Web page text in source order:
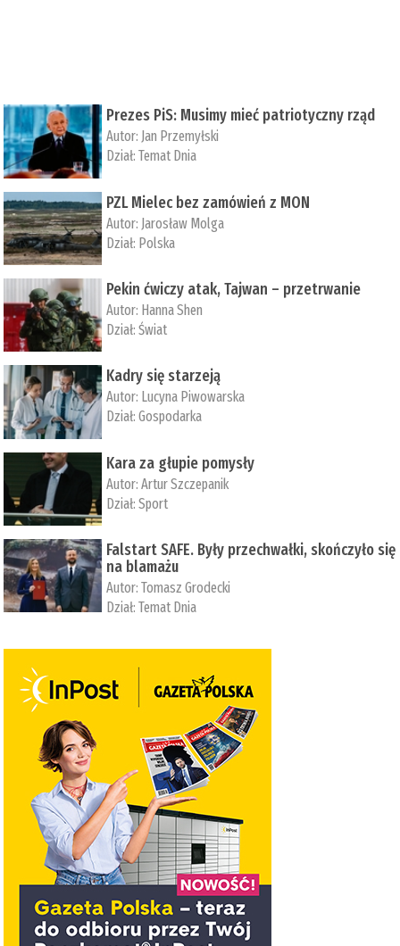
Prezes PiS: Musimy mieć patriotyczny rząd
Autor: Jan Przemyłski
Dział:Temat Dnia
PZL Mielec bez zamówień z MON
Autor: Jarosław Molga
Dział: Polska
Pekin ćwiczy atak, Tajwan – przetrwanie
Autor: ­Hanna Shen
Dział:Świat
Kadry się starzeją
Autor: Lucyna Piwowarska
Dział:Gospodarka
Kara za głupie pomysły
Autor:Artur Szczepanik
Dział:Sport
Falstart SAFE. Były przechwałki, skończyło się
na blamażu
Autor:Tomasz Grodecki
Dział:Temat Dnia